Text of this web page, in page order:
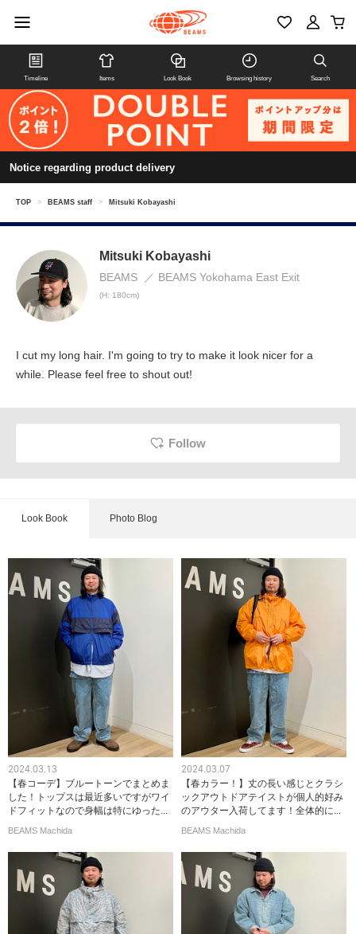
Timeline Items Look Book Browsing history Search
Notice regarding product delivery
TOP > BEAMS staff > Mitsuki Kobayashi
Mitsuki Kobayashi
BEAMS BEAMS Yokohama East Exit
(H: 180cm)
I cut my long hair. I'm going to try to make it look nicer for a
while. Please feel free to shout out!
Follow
Look Book Photo Blog
2024.03.13
【春コーデ】ブルートーンでまとめま
した！トップスは最近多いですがワイ
ドフィットなので身幅は特にゆった...
BEAMS Machida
2024.03.07
【春カラー！】丈の長い感じとクラシ
ックアウトドアテイストが個人的好み
のアウター入荷してます！全体的に...
BEAMS Machida